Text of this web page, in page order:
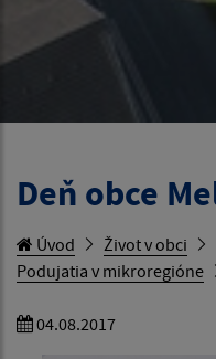
Deň obce
Úvod Život v obci
Podujatia v mikroregióne
04.08.2017